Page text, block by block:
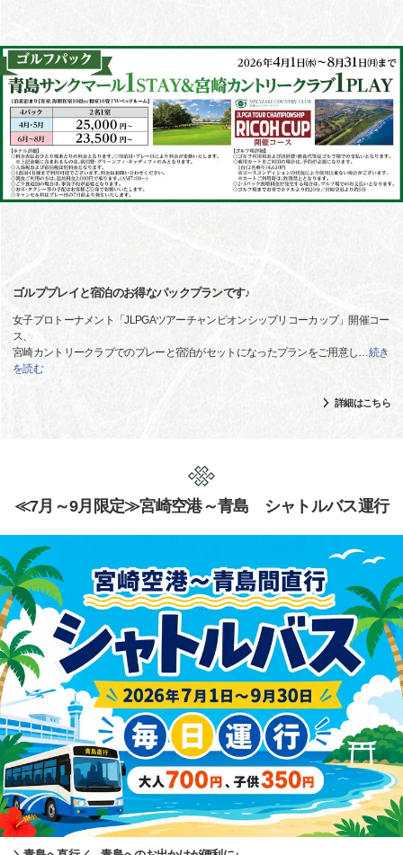
ゴルププレイと宿泊のお得なパックプランです♪
女子プロトーナメント「JLPGAツアーチャンピオンシップリコーカップ」開催コー
ス、
宮崎カントリークラブでのプレーと宿泊がセットになったプランをご用意し…続き
を読む
詳細はこちら
≪7月～9月限定≫宮崎空港～青島 シャトルバス運行